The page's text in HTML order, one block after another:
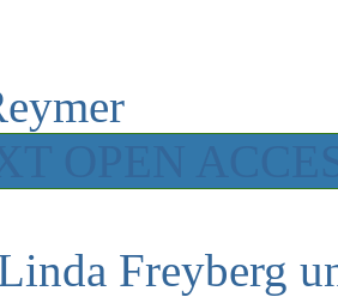
Freyberg